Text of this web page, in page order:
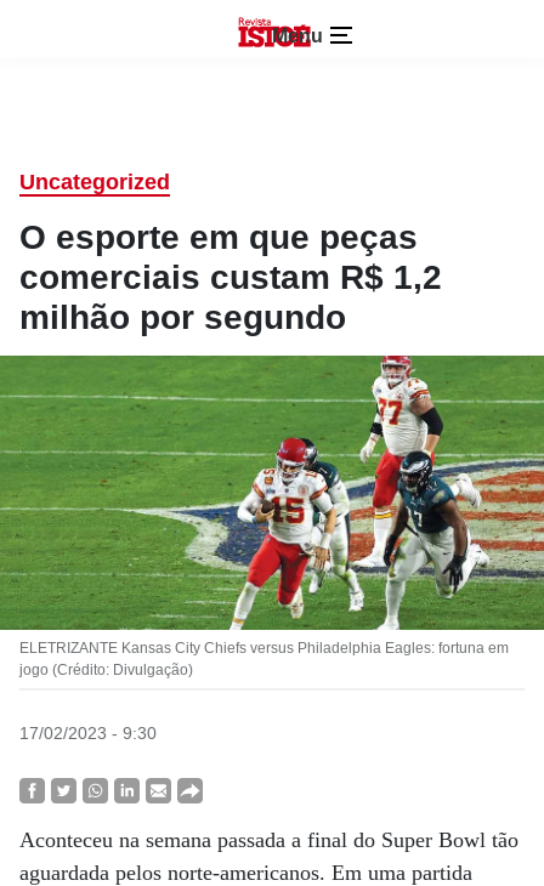
Menu
Uncategorized
O esporte em que peças
comerciais custam R$ 1,2
milhão por segundo
ELETRIZANTE Kansas City Chiefs versus Philadelphia Eagles: fortuna em
jogo (Crédito: Divulgação)
17/02/2023 - 9:30
Aconteceu na semana passada a final do Super Bowl tão
aguardada pelos norte-americanos. Em uma partida